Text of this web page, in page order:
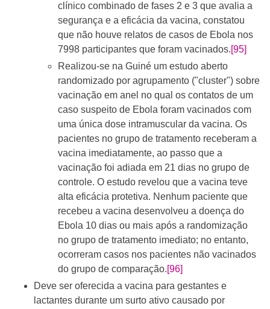
clínico combinado de fases 2 e 3 que avalia a
segurança e a eficácia da vacina, constatou
que não houve relatos de casos de Ebola nos
7998 participantes que foram vacinados.[95]
Realizou-se na Guiné um estudo aberto
randomizado por agrupamento ("cluster") sobre
vacinação em anel no qual os contatos de um
caso suspeito de Ebola foram vacinados com
uma única dose intramuscular da vacina. Os
pacientes no grupo de tratamento receberam a
vacina imediatamente, ao passo que a
vacinação foi adiada em 21 dias no grupo de
controle. O estudo revelou que a vacina teve
alta eficácia protetiva. Nenhum paciente que
recebeu a vacina desenvolveu a doença do
Ebola 10 dias ou mais após a randomização
no grupo de tratamento imediato; no entanto,
ocorreram casos nos pacientes não vacinados
do grupo de comparação.[96]
Deve ser oferecida a vacina para gestantes e
lactantes durante um surto ativo causado por